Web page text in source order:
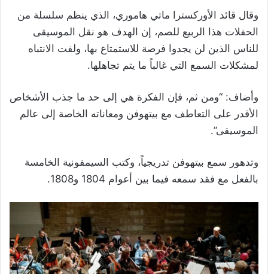
وقال قائد الأوركسترا ماتي هاموري، الذي ينظم سلسلة من
الحفلات هذا الربيع للصم، إن الهدف هو نقل الموسيقى
للناس الذين لن يجدوا فرصة للاستمتاع بها، ولفت الانتباه
لمشكلات السمع التي غالباً ما يتم تجاهلها.
وأضاف: “ومن ثم، فإن الفكرة هي إلى حد ما جذب الأشخاص
الأقدر على التعاطف مع بيتهوفن ومعاناته الخاصة إلى عالم
الموسيقى”.
وتدهور سمع بيتهوفن تدريجياً، وكتب السيمفونية الخامسة
بالفعل مع فقد سمعه فيما بين أعوام 1804 و1808.